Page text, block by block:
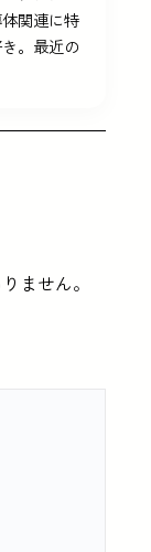
関連に特
。最近の
ません。